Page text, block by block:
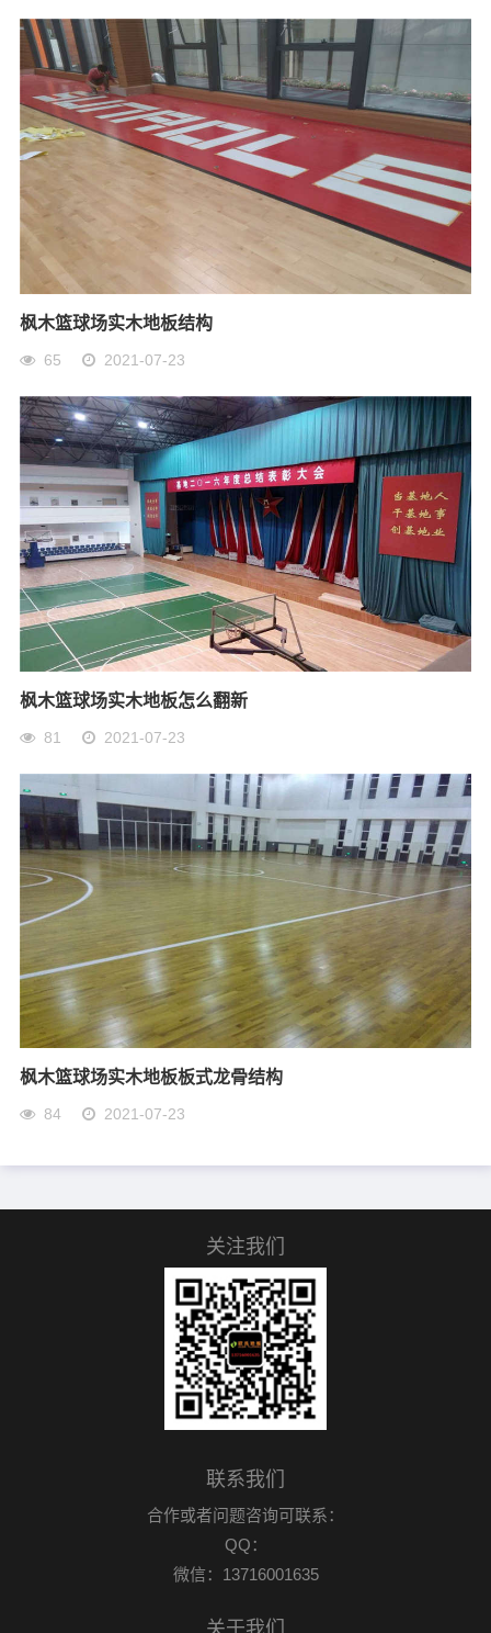
枫木篮球场实木地板结构
65 2021-07-23
枫木篮球场实木地板怎么翻新
81 2021-07-23
枫木篮球场实木地板板式龙骨结构
84 2021-07-23
关注我们
联系我们
合作或者问题咨询可联系：
QQ：
微信：13716001635
关于我们